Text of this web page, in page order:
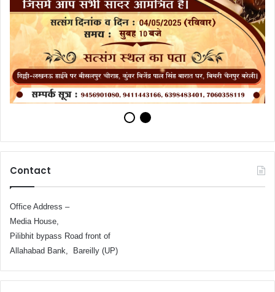
Contact
Office Address –
Media House,
Pilibhit bypass Road front of
Allahabad Bank, Bareilly (UP)